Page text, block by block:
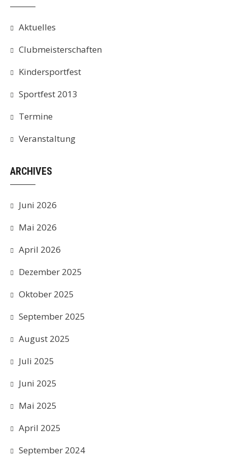
Aktuelles
Clubmeisterschaften
Kindersportfest
Sportfest 2013
Termine
Veranstaltung
ARCHIVES
Juni 2026
Mai 2026
April 2026
Dezember 2025
Oktober 2025
September 2025
August 2025
Juli 2025
Juni 2025
Mai 2025
April 2025
September 2024